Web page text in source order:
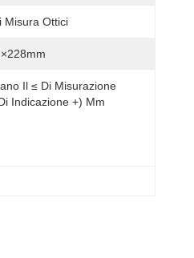
Misura Ottici
Il ≤ Di Misurazione
Indicazione +) Μm